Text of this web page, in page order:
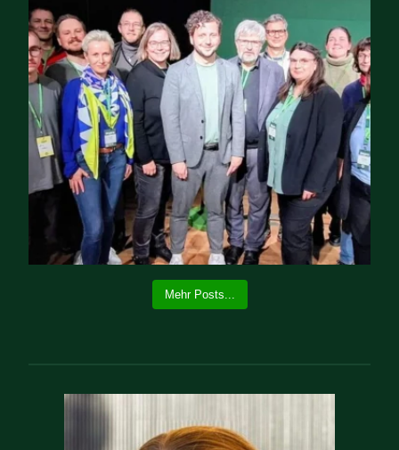
Mehr Posts...